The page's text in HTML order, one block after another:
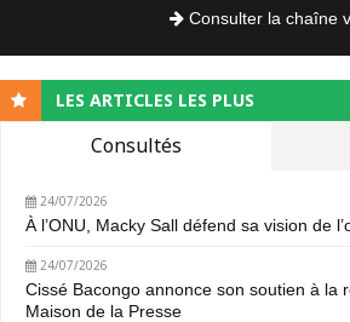
Consulter la chaîne
LES ARTICLES LES PLUS
Consultés
24/07/2026
À l’ONU, Macky Sall défend sa vision de
24/07/2026
Cissé Bacongo annonce son soutien à la
Maison de la Presse